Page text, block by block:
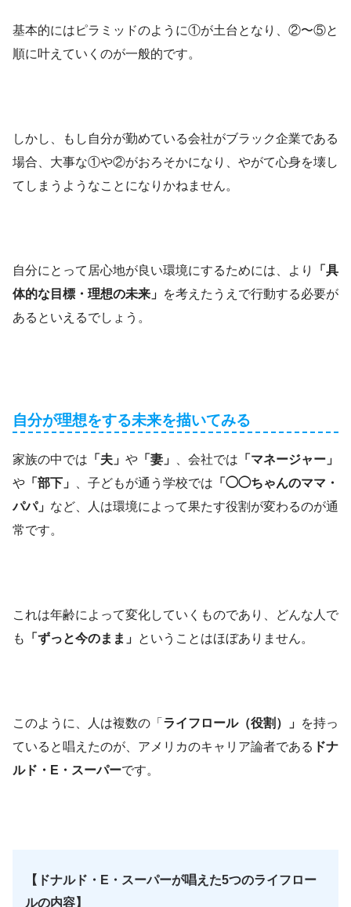
基本的にはピラミッドのように①が土台となり、②〜⑤と
順に叶えていくのが一般的です。
しかし、もし自分が勤めている会社がブラック企業である
場合、大事な①や②がおろそかになり、やがて心身を壊し
てしまうようなことになりかねません。
自分にとって居心地が良い環境にするためには、より
「具
体的な目標・理想の未来」 を考えたうえで行動する必要が
あるといえるでしょう。
自分が理想をする未来を描いてみる
家族の中では 「夫」 や 「妻」 、会社では 「マネージャー」
や 「部下」 、子どもが通う学校では 「◯◯ちゃんのママ・
パパ」 など、人は環境によって果たす役割が変わるのが通
常です。
これは年齢によって変化していくものであり、どんな人で
も
「ずっと今のまま」 ということはほぼありません。
このように、人は複数の「 ライフロール（役割）」 を持っ
ていると唱えたのが、アメリカのキャリア論者である ドナ
ルド・E・スーパーです。
【ドナルド・E・スーパーが唱えた5つのライフロー
ルの内容】